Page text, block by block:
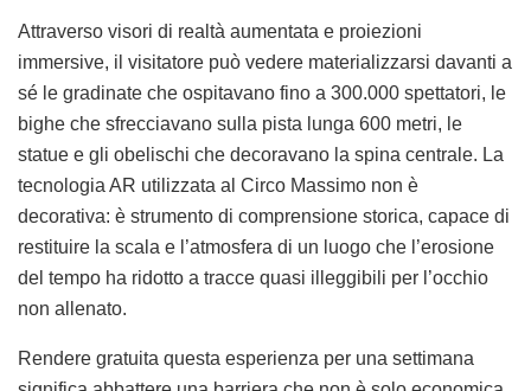
Attraverso visori di realtà aumentata e proiezioni
immersive, il visitatore può vedere materializzarsi davanti a
sé le gradinate che ospitavano fino a 300.000 spettatori, le
bighe che sfrecciavano sulla pista lunga 600 metri, le
statue e gli obelischi che decoravano la spina centrale. La
tecnologia AR utilizzata al Circo Massimo non è
decorativa: è strumento di comprensione storica, capace di
restituire la scala e l’atmosfera di un luogo che l’erosione
del tempo ha ridotto a tracce quasi illeggibili per l’occhio
non allenato.
Rendere gratuita questa esperienza per una settimana